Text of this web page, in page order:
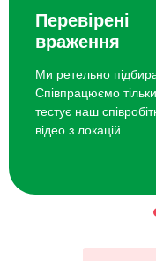
Перевірені
враження
Ми ретельно
Співпрацюємо
тестує наш
відео з локацій.